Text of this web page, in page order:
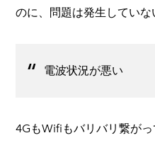
のに、問題は発生していな
電波状況が悪い
4GもWifiもバリバリ繋がっ